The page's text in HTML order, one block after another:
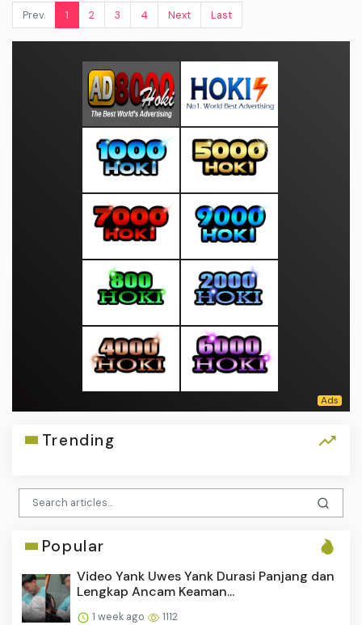
Prev.
1 2 3 4 Next Last
Trending
Popular
Video Yank Uwes Yank Durasi Panjang dan
Lengkap Ancam Keaman...
1 week ago 1112